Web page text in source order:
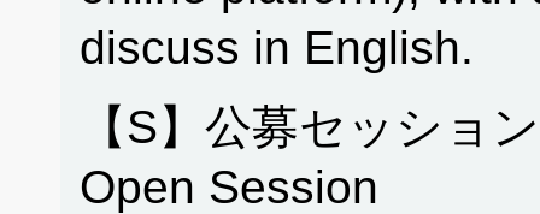
discuss in English.
【S】公募セッショ
Open Session